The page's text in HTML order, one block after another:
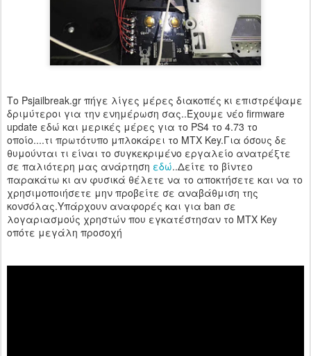
Τo Psjailbreak.gr πήγε λίγες μέρες διακοπές κι επιστρέψαμε
δριμύτεροι για την ενημέρωση σας..Έχουμε νέο firmware
update εδώ και μερικές μέρες για το PS4 το 4.73 το
οποίο....τι πρωτότυπο μπλοκάρει το MTX Key.Για όσους δε
θυμούνται τι είναι το συγκεκριμένο εργαλείο ανατρέξτε
σε παλιότερη μας ανάρτηση εδώ..Δείτε το βίντεο
παρακάτω κι αν φυσικά θέλετε να το αποκτήσετε και να το
χρησιμοποιήσετε μην προβείτε σε αναβάθμιση της
κονσόλας.Υπάρχουν αναφορές και για ban σε
λογαριασμούς χρηστών που εγκατέστησαν το MTX Key
οπότε μεγάλη προσοχή